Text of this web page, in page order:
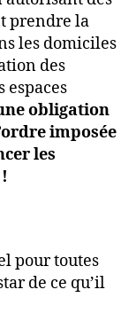
prendre la
les domiciles
des
espaces
obligation
imposée
les
pour toutes
de ce qu’il